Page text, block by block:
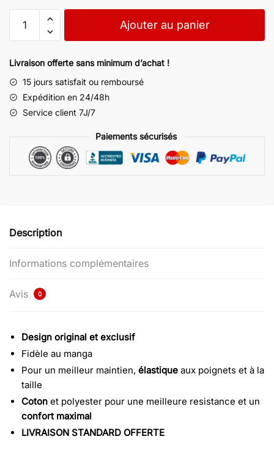
Ajouter au panier
Livraison offerte sans minimum d’achat !
15 jours satisfait ou remboursé
Expédition en 24/48h
Service client 7J/7
Paiements sécurisés
Description
Informations complémentaires
Avis 0
Design original et exclusif
Fidèle au manga
Pour un meilleur maintien, élastique aux poignets et à la
taille
Coton et polyester pour une meilleure resistance et un
confort maximal
LIVRAISON STANDARD OFFERTE